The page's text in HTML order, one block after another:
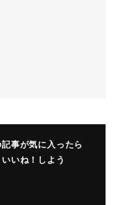
事が気に入ったら
いいね！しよう